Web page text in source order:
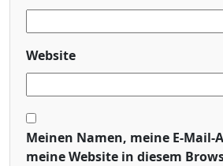
Website
Meinen Namen, meine E-Mail-
meine Website in diesem